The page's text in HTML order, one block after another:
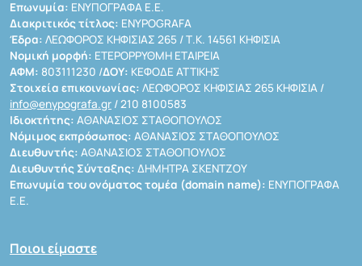
Επωνυμία: ΕΝΥΠΟΓΡΑΦΑ Ε.Ε.
Διακριτικός τίτλος: ENYPOGRAFA
Έδρα: ΛΕΩΦΟΡΟΣ ΚΗΦΙΣΙΑΣ 265 / Τ.Κ. 14561 ΚΗΦΙΣΙΑ
Νομική μορφή: ΕΤΕΡΟΡΡΥΘΜΗ ΕΤΑΙΡΕΙΑ
ΑΦΜ: 803111230 /ΔΟΥ: ΚΕΦΟΔΕ ΑΤΤΙΚΗΣ
Στοιχεία επικοινωνίας: ΛΕΩΦΟΡΟΣ ΚΗΦΙΣΙΑΣ 265 ΚΗΦΙΣΙΑ /
info@enypografa.gr / 210 8100583
Ιδιοκτήτης: ΑΘΑΝΑΣΙΟΣ ΣΤΑΘΟΠΟΥΛΟΣ
Νόμιμος εκπρόσωπος: ΑΘΑΝΑΣΙΟΣ ΣΤΑΘΟΠΟΥΛΟΣ
Διευθυντής: ΑΘΑΝΑΣΙΟΣ ΣΤΑΘΟΠΟΥΛΟΣ
Διευθυντής Σύνταξης: ΔΗΜΗΤΡΑ ΣΚΕΝΤΖΟΥ
Επωνυμία του ονόματος τομέα (domain name): ΕΝΥΠΟΓΡΑΦΑ
Ε.Ε.
Ποιοι είμαστε